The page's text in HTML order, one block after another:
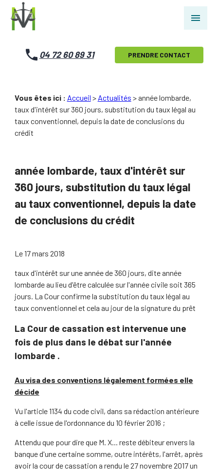
menu
04 72 60 89 31 PRENDRE CONTACT
Vous êtes ici : Accueil > Actualités > année lombarde,
taux d'intérêt sur 360 jours, substitution du taux légal au
taux conventionnel, depuis la date de conclusions du
crédit
année lombarde, taux d'intérêt sur
360 jours, substitution du taux légal
au taux conventionnel, depuis la date
de conclusions du crédit
Le17 mars 2018
taux d'intérêt sur une année de 360 jours, dite année
lombarde au lieu d'être calculée sur l'année civile soit 365
jours. La Cour confirme la substitution du taux légal au
taux conventionnel et cela au jour de la signature du prêt
La Cour de cassation est intervenue une
fois de plus dans le débat sur l'année
lombarde .
Au visa des conventions légalement formées elle
décide
Vu l'article 1134 du code civil, dans sa rédaction antérieure
à celle issue de l'ordonnance du 10 février 2016 ;
Attendu que pour dire que M. X... reste débiteur envers la
banque d'une certaine somme, outre intérêts, l'arrêt, après
avoir la cour de cassation a rendu le 27 novembre 2017 un
Panneau de gestion des cookies